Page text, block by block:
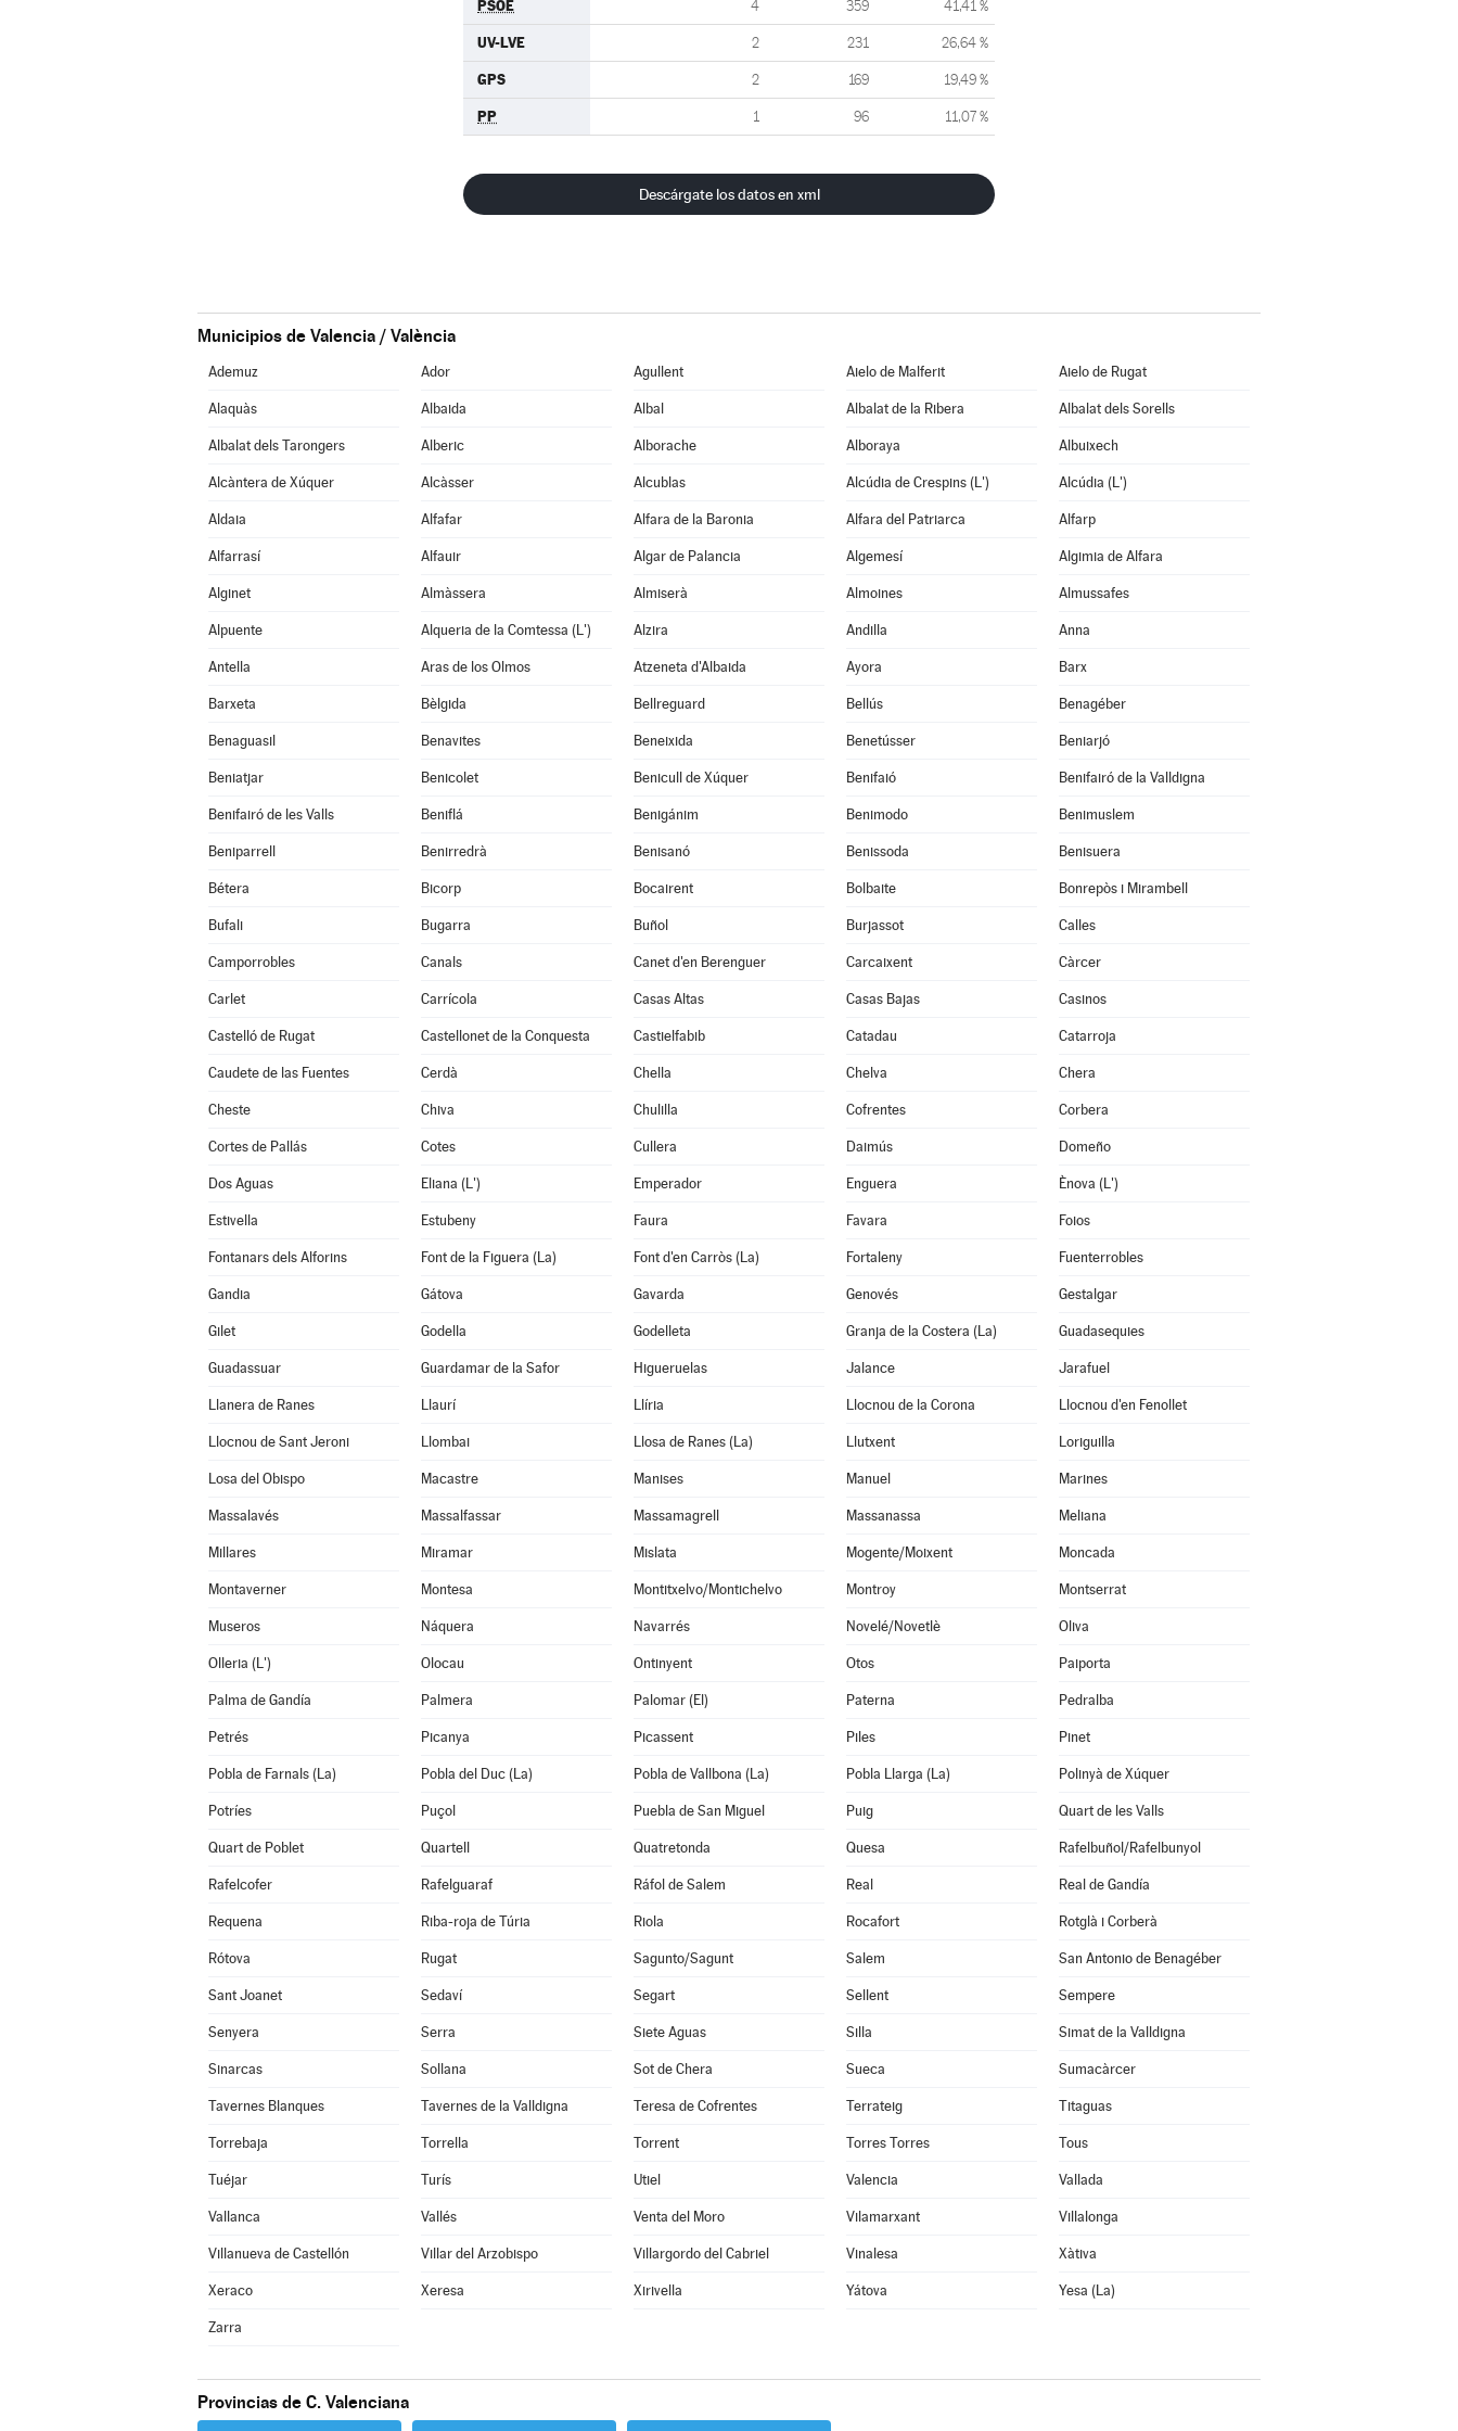
PSOE 4 359 41,41 %
UV-LVE 2 231 26,64 %
GPS 2 169 19,49 %
PP 1 96 11,07 %
Descárgate los datos en xml
Municipios de Valencia / València
Ademuz Ador Agullent Aielo de Malferit Aielo de Rugat
Alaquàs Albaida Albal Albalat de la Ribera Albalat dels Sorells
Albalat dels Tarongers Alberic Alborache Alboraya Albuixech
Alcàntera de Xúquer Alcàsser Alcublas Alcúdia de Crespins (L') Alcúdia (L')
Aldaia Alfafar Alfara de la Baronia Alfara del Patriarca Alfarp
Alfarrasí Alfauir Algar de Palancia Algemesí Algimia de Alfara
Alginet Almàssera Almiserà Almoines Almussafes
Alpuente Alqueria de la Comtessa (L') Alzira Andilla Anna
Antella Aras de los Olmos Atzeneta d'Albaida Ayora Barx
Barxeta Bèlgida Bellreguard Bellús Benagéber
Benaguasil Benavites Beneixida Benetússer Beniarjó
Beniatjar Benicolet Benicull de Xúquer Benifaió Benifairó de la Valldigna
Benifairó de les Valls Beniflá Benigánim Benimodo Benimuslem
Beniparrell Benirredrà Benisanó Benissoda Benisuera
Bétera Bicorp Bocairent Bolbaite Bonrepòs i Mirambell
Bufali Bugarra Buñol Burjassot Calles
Camporrobles Canals Canet d'en Berenguer Carcaixent Càrcer
Carlet Carrícola Casas Altas Casas Bajas Casinos
Castelló de Rugat Castellonet de la Conquesta Castielfabib Catadau Catarroja
Caudete de las Fuentes Cerdà Chella Chelva Chera
Cheste Chiva Chulilla Cofrentes Corbera
Cortes de Pallás Cotes Cullera Daimús Domeño
Dos Aguas Eliana (L') Emperador Enguera Ènova (L')
Estivella Estubeny Faura Favara Foios
Fontanars dels Alforins Font de la Figuera (La) Font d'en Carròs (La) Fortaleny Fuenterrobles
Gandia Gátova Gavarda Genovés Gestalgar
Gilet Godella Godelleta Granja de la Costera (La) Guadasequies
Guadassuar Guardamar de la Safor Higueruelas Jalance Jarafuel
Llanera de Ranes Llaurí Llíria Llocnou de la Corona Llocnou d'en Fenollet
Llocnou de Sant Jeroni Llombai Llosa de Ranes (La) Llutxent Loriguilla
Losa del Obispo Macastre Manises Manuel Marines
Massalavés Massalfassar Massamagrell Massanassa Meliana
Millares Miramar Mislata Mogente/Moixent Moncada
Montaverner Montesa Montitxelvo/Montichelvo Montroy Montserrat
Museros Náquera Navarrés Novelé/Novetlè Oliva
Olleria (L') Olocau Ontinyent Otos Paiporta
Palma de Gandía Palmera Palomar (El) Paterna Pedralba
Petrés Picanya Picassent Piles Pinet
Pobla de Farnals (La) Pobla del Duc (La) Pobla de Vallbona (La) Pobla Llarga (La) Polinyà de Xúquer
Potríes Puçol Puebla de San Miguel Puig Quart de les Valls
Quart de Poblet Quartell Quatretonda Quesa Rafelbuñol/Rafelbunyol
Rafelcofer Rafelguaraf Ráfol de Salem Real Real de Gandía
Requena Riba-roja de Túria Riola Rocafort Rotglà i Corberà
Rótova Rugat Sagunto/Sagunt Salem San Antonio de Benagéber
Sant Joanet Sedaví Segart Sellent Sempere
Senyera Serra Siete Aguas Silla Simat de la Valldigna
Sinarcas Sollana Sot de Chera Sueca Sumacàrcer
Tavernes Blanques Tavernes de la Valldigna Teresa de Cofrentes Terrateig Titaguas
Torrebaja Torrella Torrent Torres Torres Tous
Tuéjar Turís Utiel Valencia Vallada
Vallanca Vallés Venta del Moro Vilamarxant Villalonga
Villanueva de Castellón Villar del Arzobispo Villargordo del Cabriel Vinalesa Xàtiva
Xeraco Xeresa Xirivella Yátova Yesa (La)
Zarra
Provincias de C. Valenciana